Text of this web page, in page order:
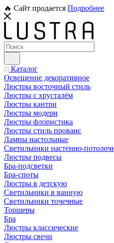
🔥 Сайт продается Подробнее
Каталог
Освещение декоративное
Люстры восточный стиль
Люстры с хрусталём
Люстры кантри
Люстры модерн
Люстры флористика
Люстры стиль прованс
Лампы настольные
Светильники настенно-
Люстры подвесы
Бра-подсветки
Бра-споты
Люстры в детскую
Светильники в ванную
Светильники точечные
Торшеры
Бра
Люстры классические
Люстры свечи